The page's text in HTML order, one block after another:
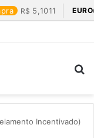
5,1011
a pena
Incentivado)